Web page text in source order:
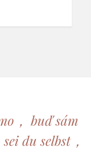
， buď sám
du selbst，